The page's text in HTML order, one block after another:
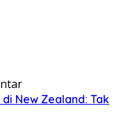
New Zealand: Tak